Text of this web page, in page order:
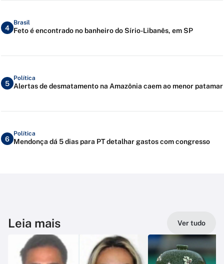
4
Brasil
Feto é encontrado no banheiro do Sírio-Libanês, em SP
5
Política
Alertas de desmatamento na Amazônia caem ao menor patamar
6
Política
Mendonça dá 5 dias para PT detalhar gastos com congresso
Leia mais Ver tudo